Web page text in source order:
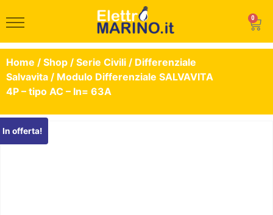
0
Home / Shop / Serie Civili / Differenziale
Salvavita / Modulo Differenziale SALVAVITA
4P – tipo AC – In= 63A
In offerta!